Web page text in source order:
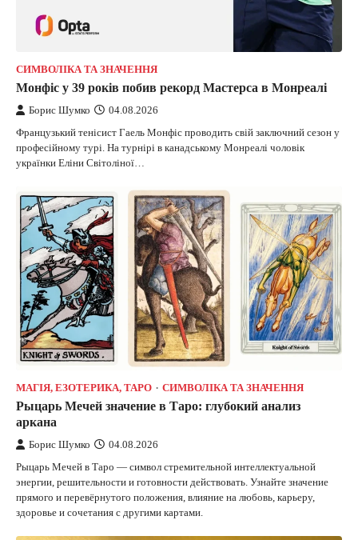
СИМВОЛІКА ТА ЗНАЧЕННЯ
Монфіс у 39 років побив рекорд Мастерса в Монреалі
Борис Шумко 04.08.2026
Французький тенісист Гаель Монфіс проводить свій заключний сезон у
професійному турі. На турнірі в канадському Монреалі чоловік
українки Еліни Світоліної…
МАГІЯ, ЕЗОТЕРИКА, ТАРО СИМВОЛІКА ТА ЗНАЧЕННЯ
Рыцарь Мечей значение в Таро: глубокий анализ
аркана
Борис Шумко 04.08.2026
Рыцарь Мечей в Таро — символ стремительной интеллектуальной
энергии, решительности и готовности действовать. Узнайте значение
прямого и перевёрнутого положения, влияние на любовь, карьеру,
здоровье и сочетания с другими картами.